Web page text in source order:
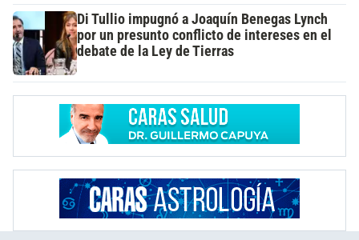
Di Tullio impugnó a Joaquín Benegas Lynch
por un presunto conflicto de intereses en el
debate de la Ley de Tierras